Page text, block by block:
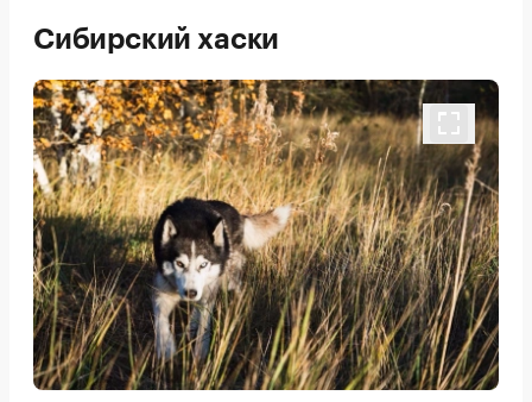
Сибирский хаски